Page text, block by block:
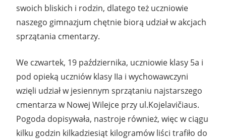
swoich bliskich i rodzin, dlatego też uczniowie
naszego gimnazjum chętnie biorą udział w akcjach
sprzątania cmentarzy.
We czwartek, 19 października, uczniowie klasy 5a i
pod opieką uczniów klasy IIa i wychowawczyni
wzięli udział w jesiennym sprzątaniu najstarszego
cmentarza w Nowej Wilejce przy ul.Kojelavičiaus.
Pogoda dopisywała, nastroje również, więc w ciągu
kilku godzin kilkadziesiąt kilogramów liści trafiło do